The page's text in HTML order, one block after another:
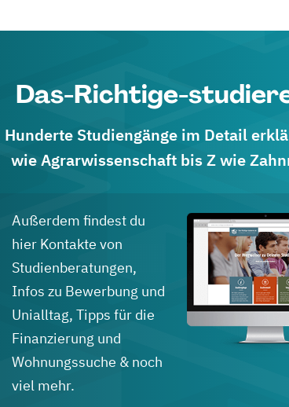
Das-Richtige-
Hunderte Studiengänge im Detail
wie Agrarwissenschaft bis Z wie
Außerdem findest du
hier Kontakte von
Studienberatungen,
Infos zu Bewerbung und
Unialltag, Tipps für die
Finanzierung und
Wohnungssuche & noch
viel mehr.